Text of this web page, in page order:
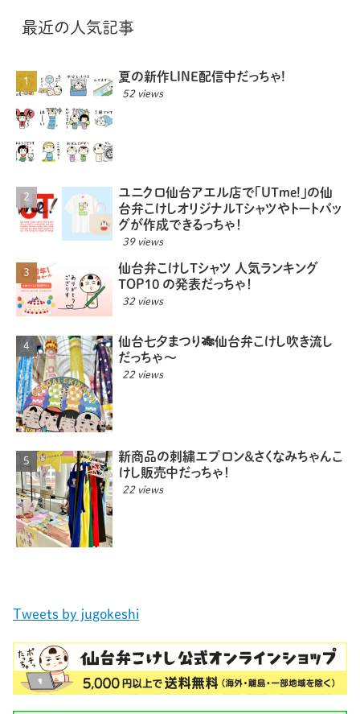
最近の人気記事
夏の新作LINE配信中だっちゃ!
52 views
ユニクロ仙台アエル店で「UTme!」の仙
台弁こけしオリジナルTシャツやトートバッ
グが作成できるっちゃ！
39 views
仙台弁こけしTシャツ 人気ランキング
TOP10 の発表だっちゃ！
32 views
仙台七夕まつり🎋仙台弁こけし吹き流し
だっちゃ〜
22 views
新商品の刺繍エプロン＆さくなみちゃんこ
けし販売中だっちゃ！
22 views
Tweets by jugokeshi